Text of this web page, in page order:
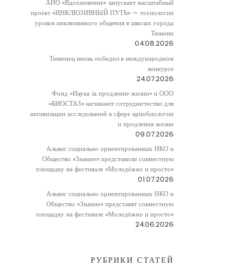
АНО «Вдохновение» запускает масштабный
проект «ИНКЛЮЗИВНЫЙ ПУТЬ» — технологии
уроков инклюзивного общения в школах города
Тюмени
04.08.2026
Тюменец вновь победил в международном
конкурсе
24.07.2026
Фонд «Наука за продление жизни» и ООО
«БИОСТАЗ» начинают сотрудничество для
активизации исследований в сфере криобиологии
и продления жизни
09.07.2026
Альянс социально ориентированных НКО и
Общество «Знание» представили совместную
площадку на фестивале «Молодёжно и просто»
01.07.2026
Альянс социально ориентированных НКО и
Общество «Знание» представят совместную
площадку на фестивале «Молодёжно и просто»
24.06.2026
РУБРИКИ СТАТЕЙ